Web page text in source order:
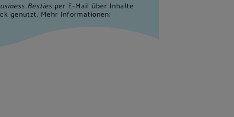
Besties per E-Mail über Inhalte
genutzt. Mehr Informationen: